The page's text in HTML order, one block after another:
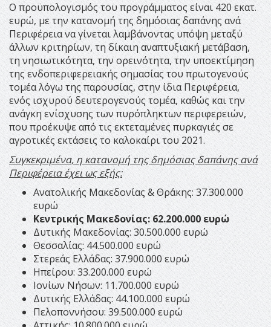
Ο προϋπολογισμός του προγράμματος είναι 420 εκατ.
ευρώ, με την κατανομή της δημόσιας δαπάνης ανά
Περιφέρεια να γίνεται λαμβάνοντας υπόψη μεταξύ
άλλων κριτηρίων, τη δίκαιη αναπτυξιακή μετάβαση,
τη νησιωτικότητα, την ορεινότητα, την υποεκτίμηση
της ενδοπεριφερειακής σημασίας του πρωτογενούς
τομέα λόγω της παρουσίας, στην ίδια Περιφέρεια,
ενός ισχυρού δευτερογενούς τομέα, καθώς και την
ανάγκη ενίσχυσης των πυρόπληκτων περιφερειών,
που προέκυψε από τις εκτεταμένες πυρκαγιές σε
αγροτικές εκτάσεις το καλοκαίρι του 2021.
Συγκεκριμένα, η κατανομή της δημόσιας δαπάνης ανά
Περιφέρεια έχει ως εξής:
Ανατολικής Μακεδονίας & Θράκης: 37.300.000
ευρώ
Κεντρικής Μακεδονίας: 62.200.000 ευρώ
Δυτικής Μακεδονίας: 30.500.000 ευρώ
Θεσσαλίας: 44.500.000 ευρώ
Στερεάς Ελλάδας: 37.900.000 ευρώ
Ηπείρου: 33.200.000 ευρώ
Ιονίων Νήσων: 11.700.000 ευρώ
Δυτικής Ελλάδας: 44.100.000 ευρώ
Πελοποννήσου: 39.500.000 ευρώ